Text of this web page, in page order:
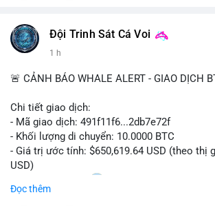
#vlikevn #titanbot
📰 Nguồn: Cointelegraph
Đội Trinh Sát Cá Voi
1 h
🚨 CẢNH BÁO WHALE ALERT - GIAO DỊCH
Chi tiết giao dịch:
- Mã giao dịch: 491f11f6...2db7e72f
- Khối lượng di chuyển: 10.0000 BTC
- Giá trị ước tính: $650,619.64 USD (theo thị
USD)
- Thời gian: 11:20
Đọc thêm